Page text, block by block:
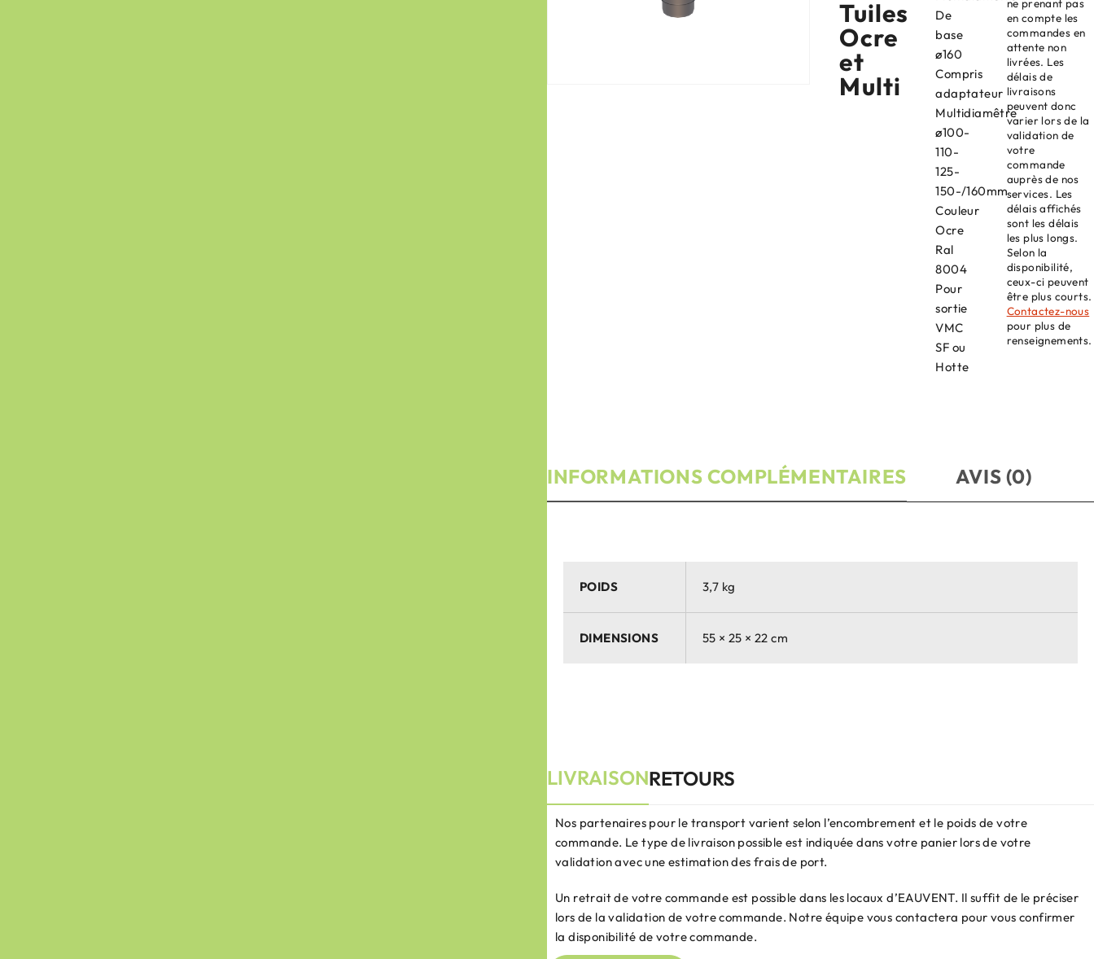
Tuiles
Ocre
et
Multi
De
base
ø160
Compris
adaptateur
Multidiamêtre
ø100-
110-
125-
150-/160mm
Couleur
Ocre
Ral
8004
Pour
sortie
VMC
SF ou
Hotte
ne prenant pas
en compte les
commandes en
attente non
livrées. Les
délais de
livraisons
peuvent donc
varier lors de la
validation de
votre
commande
auprès de nos
services. Les
délais affichés
sont les délais
les plus longs.
Selon la
disponibilité,
ceux-ci peuvent
être plus courts.
Contactez-nous
pour plus de
renseignements.
INFORMATIONS COMPLÉMENTAIRES AVIS (0)
POIDS 3,7 kg
DIMENSIONS 55 × 25 × 22 cm
LIVRAISONRETOURS
Nos partenaires pour le transport varient selon l’encombrement et le poids de votre
commande. Le type de livraison possible est indiquée dans votre panier lors de votre
validation avec une estimation des frais de port.
Un retrait de votre commande est possible dans les locaux d’EAUVENT. Il suffit de le préciser
lors de la validation de votre commande. Notre équipe vous contactera pour vous confirmer
la disponibilité de votre commande.